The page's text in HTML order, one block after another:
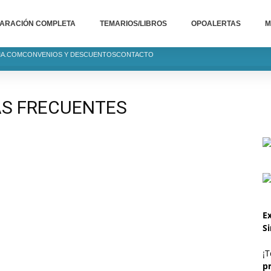
COMPLETA TEMARIOS/LIBROS OPOALERTAS
CONVENIOS Y DESCUENTOSCONTACTO
FRECUENTES